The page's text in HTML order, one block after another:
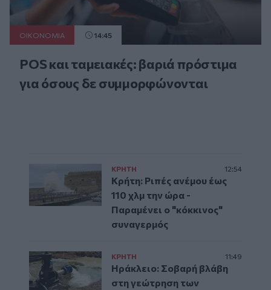
ΟΙΚΟΝΟΜΙΑ 14:45
POS και ταμειακές: βαριά πρόστιμα
για όσους δε συμμορφώνονται
ΚΡΗΤΗ 12:54
Κρήτη: Ριπές ανέμου έως
110 χλμ την ώρα -
Παραμένει ο "κόκκινος"
συναγερμός
ΚΡΗΤΗ 11:49
Ηράκλειο: Σοβαρή βλάβη
στη γεώτρηση των